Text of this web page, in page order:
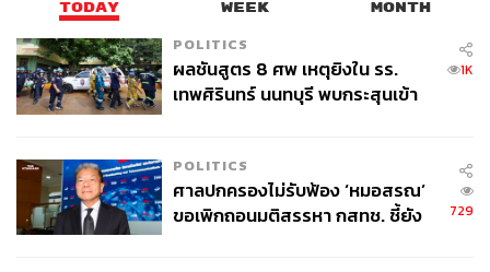
TODAY WEEK MONTH
POLITICS
ผลชันสูตร 8 ศพ เหตุยิงใน รร.
เทพศิรินทร์ นนทบุรี พบกระสุนเข้า
1K
POLITICS
ศาลปกครองไม่รับฟ้อง ‘หมอสรณ’
ขอเพิกถอนมติสรรหา กสทช. ชี้ยัง
729